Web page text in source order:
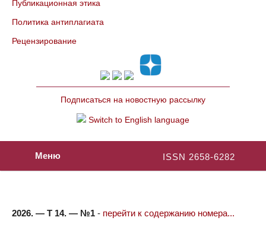
Публикационная этика
Политика антиплагиата
Рецензирование
Подписаться на новостную рассылку
Switch to English language
ISSN 2658-6282
Меню
2026. — Т 14. — №1 - перейти к содержанию номера...